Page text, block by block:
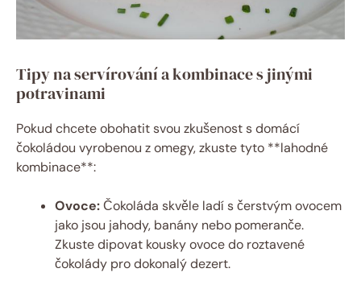
Tipy na servírování a kombinace s jinými
potravinami
Pokud chcete obohatit svou zkušenost s domácí
čokoládou vyrobenou z omegy, zkuste tyto **lahodné
kombinace**:
Ovoce:Čokoláda skvěle ladí s čerstvým ovocem
jako jsou jahody, banány nebo pomeranče.
Zkuste dipovat kousky ovoce do roztavené
čokolády pro dokonalý dezert.